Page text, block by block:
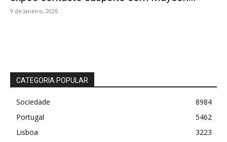
9 de Janeiro, 2026
CATEGORIA POPULAR
Sociedade
8984
Portugal
5462
Lisboa
3223